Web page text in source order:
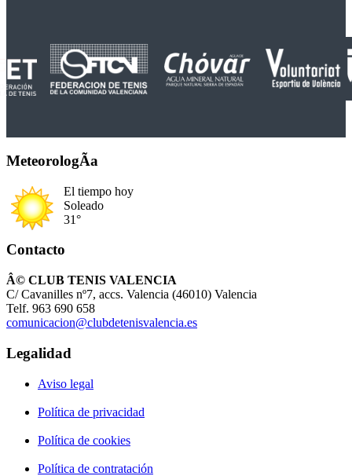
MeteorologÃ­a
El tiempo hoy
Soleado
31°
Contacto
Â© CLUB TENIS VALENCIA
C/ Cavanilles nº7, accs. Valencia (46010) Valencia
Telf. 963 690 658
comunicacion@clubdetenisvalencia.es
Legalidad
Aviso legal
Política de privacidad
Política de cookies
Política de contratación